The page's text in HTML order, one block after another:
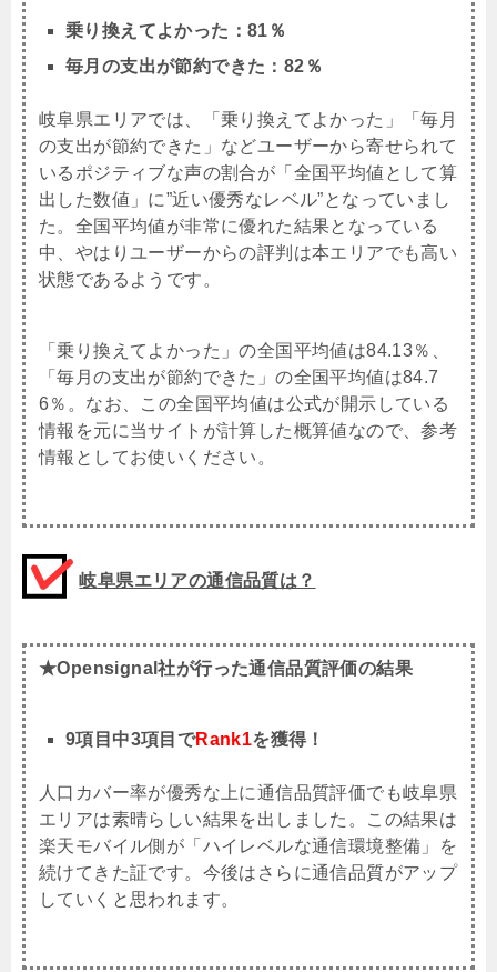
乗り換えてよかった：81％
毎月の支出が節約できた：82％
岐阜県エリアでは、「乗り換えてよかった」「毎月
の支出が節約できた」などユーザーから寄せられて
いるポジティブな声の割合が「全国平均値として算
出した数値」に”近い優秀なレベル”となっていまし
た。全国平均値が非常に優れた結果となっている
中、やはりユーザーからの評判は本エリアでも高い
状態であるようです。
「乗り換えてよかった」の全国平均値は84.13％、
「毎月の支出が節約できた」の全国平均値は84.7
6％。なお、この全国平均値は公式が開示している
情報を元に当サイトが計算した概算値なので、参考
情報としてお使いください。
岐阜県エリアの通信品質は？
★Opensignal社が行った通信品質評価の結果
9項目中3項目でRank1を獲得！
人口カバー率が優秀な上に通信品質評価でも岐阜県
エリアは素晴らしい結果を出しました。この結果は
楽天モバイル側が「ハイレベルな通信環境整備」を
続けてきた証です。今後はさらに通信品質がアップ
していくと思われます。